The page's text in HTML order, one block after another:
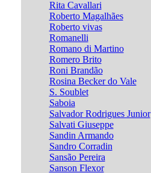
Rita Cavallari
Roberto Magalhães
Roberto vivas
Romanelli
Romano di Martino
Romero Brito
Roni Brandão
Rosina Becker do Vale
S. Soublet
Saboia
Salvador Rodrigues Junior
Salvati Giuseppe
Sandin Armando
Sandro Corradin
Sansão Pereira
Sanson Flexor